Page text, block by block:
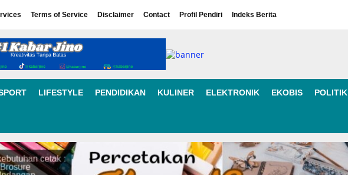
Terms of Service Disclaimer Contact Profil Pendiri Indeks Berita
LIFESTYLE PENDIDIKAN KULINER ELEKTRONIK EKOBIS POLITIK